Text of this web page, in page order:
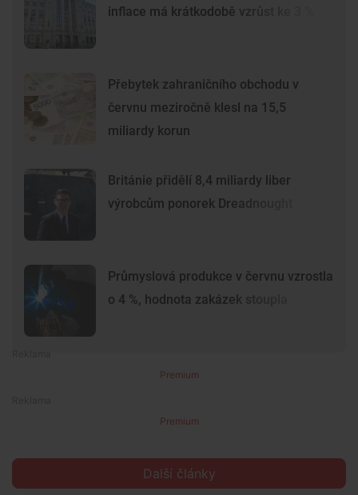
inflace má krátkodobě vzrůst ke 3 %
Přebytek zahraničního obchodu v
červnu meziročně klesl na 15,5
miliardy korun
Británie přidělí 8,4 miliardy liber
výrobcům ponorek Dreadnought
Průmyslová produkce v červnu vzrostla
o 4 %, hodnota zakázek stoupla
Premium
Premium
Další články